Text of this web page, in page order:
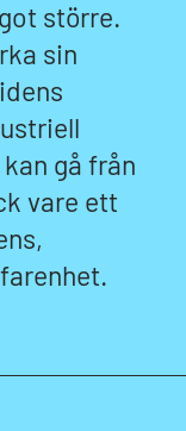
större.
sin
gå från
vare ett